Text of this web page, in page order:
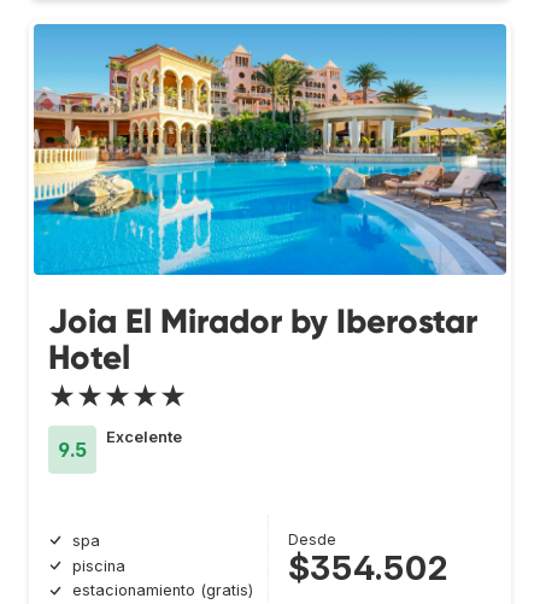
Joia El Mirador by Iberostar
Hotel
★★★★★
9.5
Excelente
spa
piscina
estacionamiento (gratis)
Desde
$354.502